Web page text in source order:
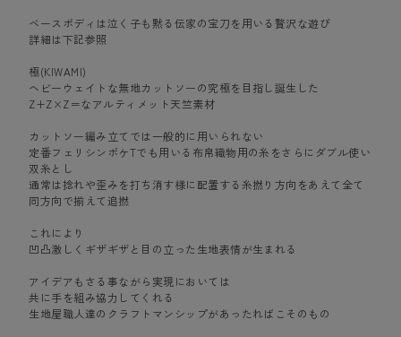
ベースボディは泣く子も黙る伝家の宝刀を用いる贅沢な遊び
詳細は下記参照
極(KIWAMI)
ヘビーウェイトな無地カットソーの究極を目指し誕生した
Z+Z×Z＝なアルティメット天竺素材
カットソー編み立てでは一般的に用いられない
定番フェリシンポケTでも用いる布帛織物用の糸をさらにダブル使い
双糸とし
通常は捻れや歪みを打ち消す様に配置する糸撚り方向をあえて全て
同方向で揃えて追撚
これにより
凹凸激しくギザギザと目の立った生地表情が生まれる
アイデアもさる事ながら実現においては
共に手を組み協力してくれる
生地屋職人達のクラフトマンシップがあったればこそのもの